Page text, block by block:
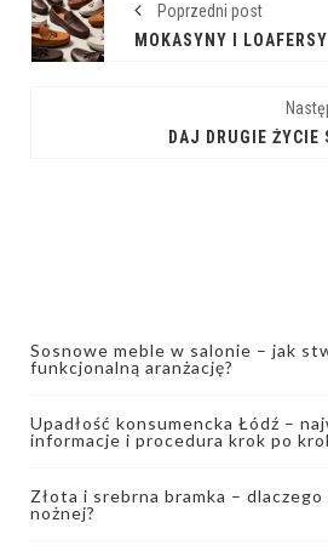
Poprzedni post
Sosnowe meble w salonie – jak
funkcjonalną aranżację?
Upadłość konsumencka Łódź –
informacje i procedura krok po
Złota i srebrna bramka – dlaczego
nożnej?